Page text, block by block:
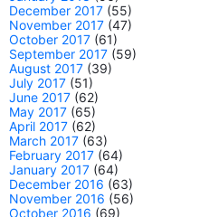
December 2017 (55)
November 2017 (47)
October 2017 (61)
September 2017 (59)
August 2017 (39)
July 2017 (51)
June 2017 (62)
May 2017 (65)
April 2017 (62)
March 2017 (63)
February 2017 (64)
January 2017 (64)
December 2016 (63)
November 2016 (56)
October 2016 (69)